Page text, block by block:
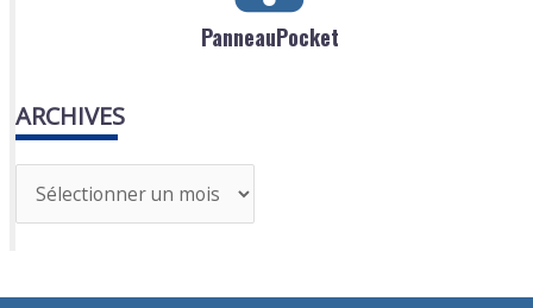
PanneauPocket
ARCHIVES
r
h